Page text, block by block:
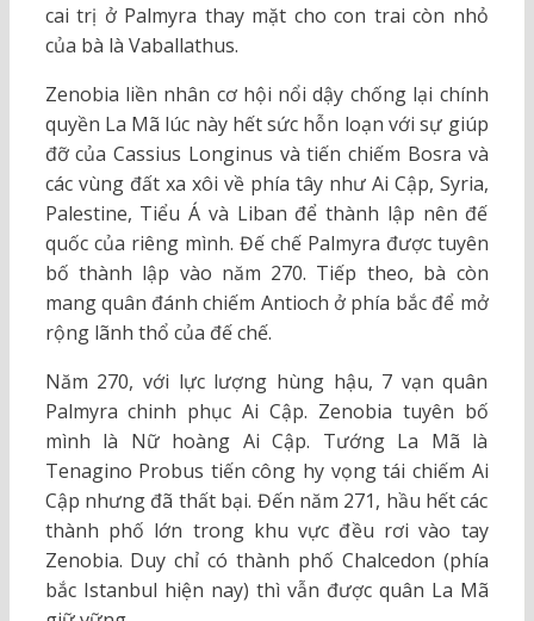
cai trị ở Palmyra thay mặt cho con trai còn nhỏ
của bà là Vaballathus.
Zenobia liền nhân cơ hội nổi dậy chống lại chính
quyền La Mã lúc này hết sức hỗn loạn với sự giúp
đỡ của Cassius Longinus và tiến chiếm Bosra và
các vùng đất xa xôi về phía tây như Ai Cập, Syria,
Palestine, Tiểu Á và Liban để thành lập nên đế
quốc của riêng mình. Đế chế Palmyra được tuyên
bố thành lập vào năm 270. Tiếp theo, bà còn
mang quân đánh chiếm Antioch ở phía bắc để mở
rộng lãnh thổ của đế chế.
Năm 270, với lực lượng hùng hậu, 7 vạn quân
Palmyra chinh phục Ai Cập. Zenobia tuyên bố
mình là Nữ hoàng Ai Cập. Tướng La Mã là
Tenagino Probus tiến công hy vọng tái chiếm Ai
Cập nhưng đã thất bại. Đến năm 271, hầu hết các
thành phố lớn trong khu vực đều rơi vào tay
Zenobia. Duy chỉ có thành phố Chalcedon (phía
bắc Istanbul hiện nay) thì vẫn được quân La Mã